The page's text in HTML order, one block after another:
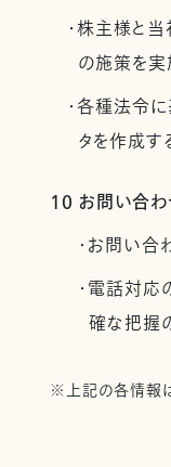
・株主様と
の施策を実
・各種法令
タを作成す
10 お問い合
・お問い合
・電話対
確な把握
※上記の各情報